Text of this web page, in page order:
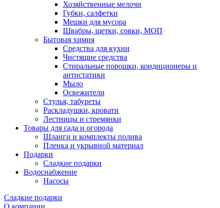
Хозяйственные мелочи
Губки, салфетки
Мешки для мусора
Швабры, щетки, совки, МОП
Бытовая химия
Средства для кухни
Чистящие средства
Стиральные порошки, кондиционеры и
антистатики
Мыло
Освежители
Стулья, табуреты
Раскладушки, кровати
Лестницы и стремянки
Товары для сада и огорода
Шланги и комплекты полива
Пленка и укрывной материал
Подарки
Cладкие подарки
Водоснабжение
Насосы
Сладкие подарки
О компании